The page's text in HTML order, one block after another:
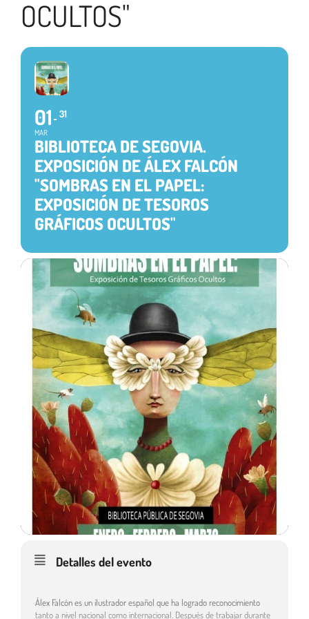
OCULTOS"
01
MAR
31
BIBLIOTECA DE SEGOVIA.
EXPOSICIÓN DE ÁLEX FALCÓN
"SOMBRAS EN EL PAPEL:
EXPOSICIÓN DE TESOROS
GRÁFICOS OCULTOS"
Detalles del evento
Álex Falcón es un ilustrador español que ha logrado reconocimiento
tanto a nivel nacional como internacional. Después de trabajar durante